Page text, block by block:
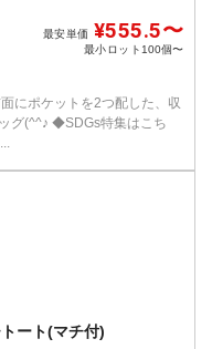
最安単価 ¥555.5〜
最小ロット100個〜
にポケットを2つ配した、収
集はこち
...
ート(マチ付)